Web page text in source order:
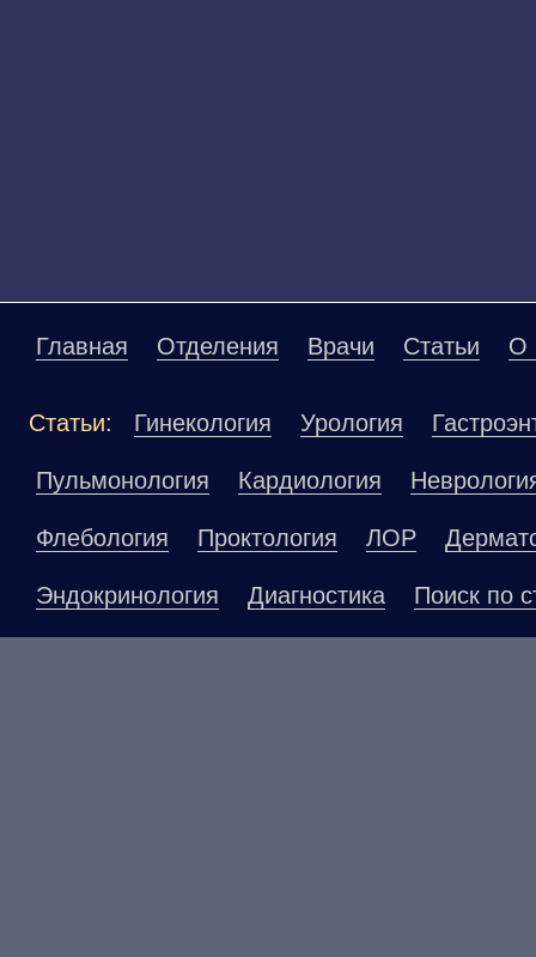
Главная Отделения Врачи Статьи О
Статьи: Гинекология Урология
Пульмонология Кардиология
Флебология Проктология ЛОР
Эндокринология Диагностика Поиск по